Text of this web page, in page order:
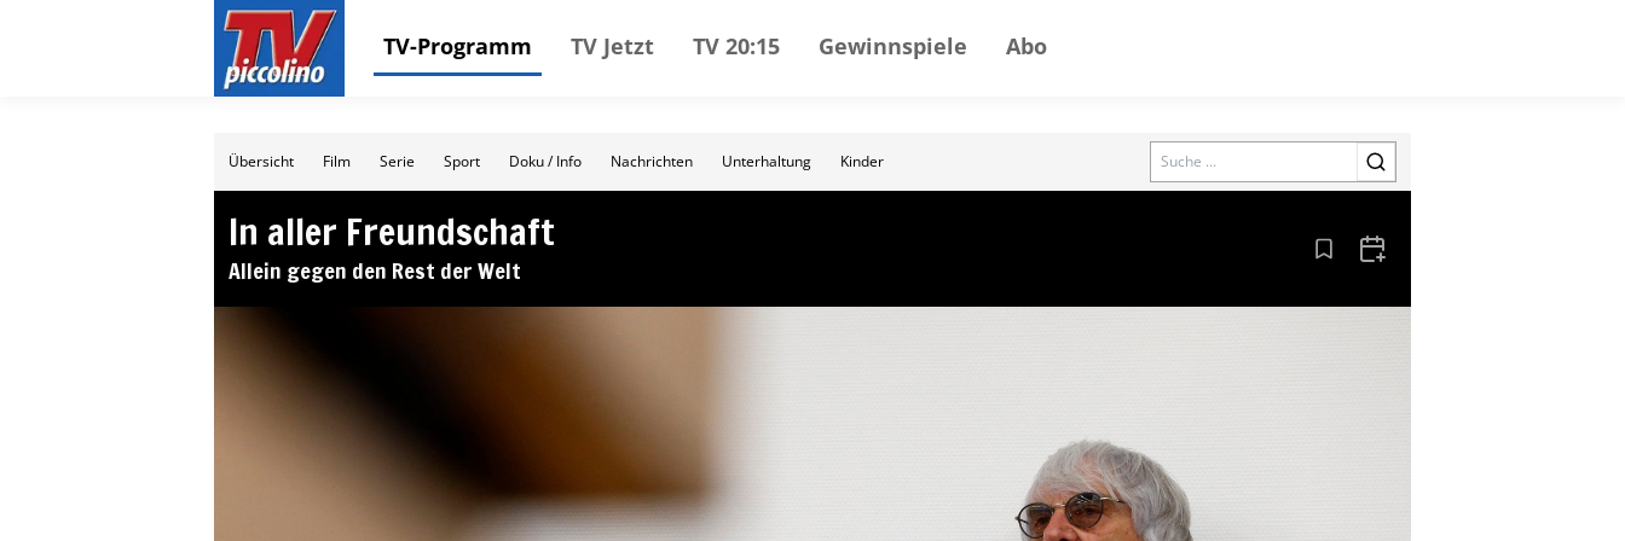
TV-Programm TV Jetzt TV 20:15 Gewinnspiele Abo
Übersicht Film Serie Sport Doku / Info Nachrichten Unterhaltung Kinder Search
In aller Freundschaft
Allein gegen den Rest der Welt Aus den Lesezeichen entfernen
Zum Kalender hinzufügen